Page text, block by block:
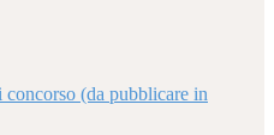
concorso (da pubblicare in